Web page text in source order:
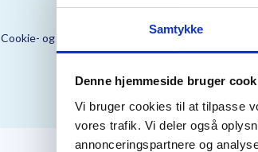
Samtykke
Denne hjemmeside bruger
Vi bruger cookies til at tilpasse
vores trafik. Vi deler også
annonceringspartnere og
Cookie- og Persondatapolitik